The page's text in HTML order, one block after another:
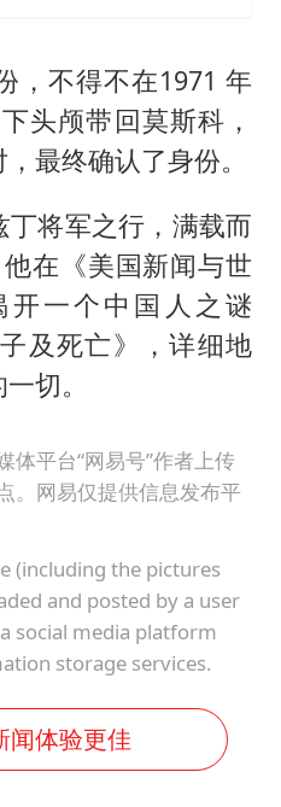
，不得不在1971 年
头颅带回莫斯科，
最终确认了身份。
将军之行，满载而
在《美国新闻与世
一个中国人之谜
及死亡》，详细地
切。
体平台“网易号”作者上传
。网易仅提供信息发布平
(including the pictures
and posted by a user
social media platform
storage services.
闻体验更佳